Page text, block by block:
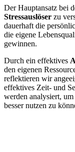
Der Hauptansatz bei
Stressauslöser zu
dauerhaft die
die eigene
gewinnen.
Durch ein effektives
den eigenen
reflektieren wir
effektives Zeit- und
werden analysiert,
besser nutzen zu